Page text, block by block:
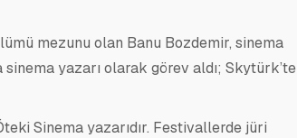
mezunu olan Banu Bozdemir, sinema
sinema yazarı olarak görev aldı; Skytürk’te
Sinema yazarıdır. Festivallerde jüri